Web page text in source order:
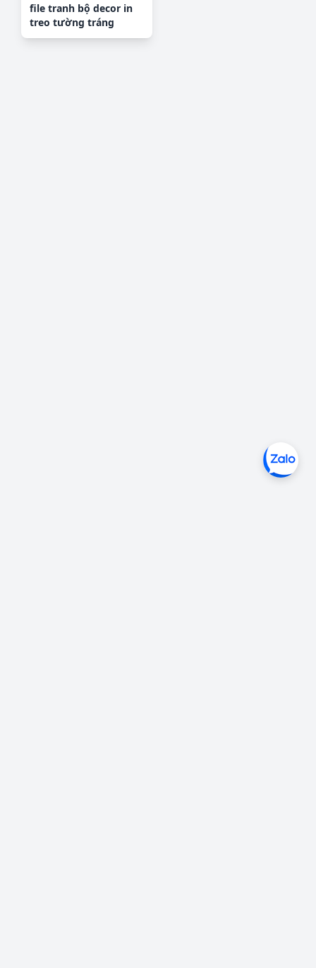
file tranh bộ decor in
treo tường tráng
gương OPIC206